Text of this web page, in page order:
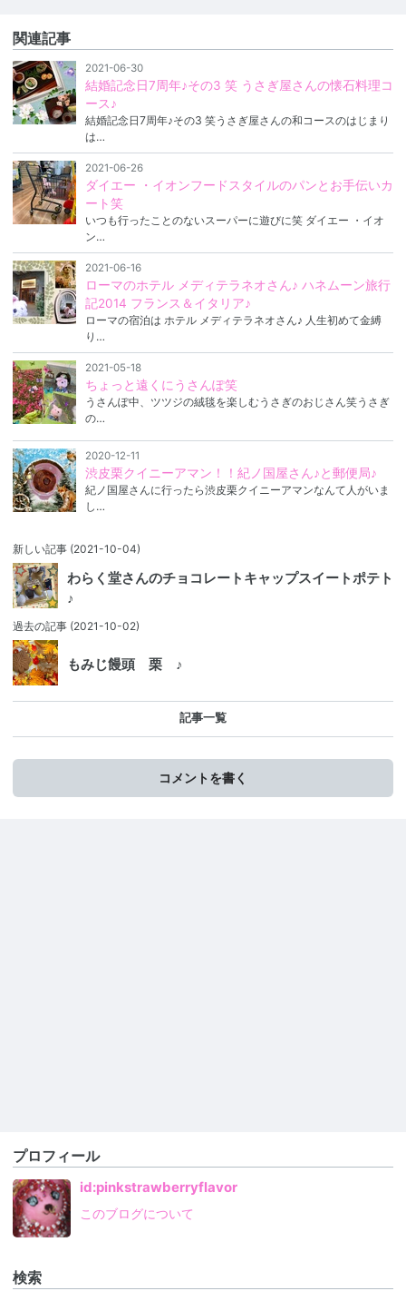
関連記事
2021-06-30
結婚記念日7周年♪その3 笑 うさぎ屋さんの懐石料理コ
ース♪
結婚記念日7周年♪その3 笑うさぎ屋さんの和コースのはじまり
は…
2021-06-26
ダイエー ・イオンフードスタイルのパンとお手伝いカ
ート笑
いつも行ったことのないスーパーに遊びに笑 ダイエー ・イオ
ン…
2021-06-16
ローマのホテル メディテラネオさん♪ ハネムーン旅行
記2014 フランス＆イタリア♪
ローマの宿泊は ホテル メディテラネオさん♪ 人生初めて金縛
り…
2021-05-18
ちょっと遠くにうさんぽ笑
うさんぽ中、ツツジの絨毯を楽しむうさぎのおじさん笑うさぎ
の…
2020-12-11
渋皮栗クイニーアマン！！紀ノ国屋さん♪と郵便局♪
紀ノ国屋さんに行ったら渋皮栗クイニーアマンなんて人がいま
し…
新しい記事 (2021-10-04)
わらく堂さんのチョコレートキャップスイートポテト
♪
過去の記事 (2021-10-02)
もみじ饅頭 栗 ♪
記事一覧
コメントを書く
プロフィール
id:pinkstrawberryflavor
このブログについて
検索